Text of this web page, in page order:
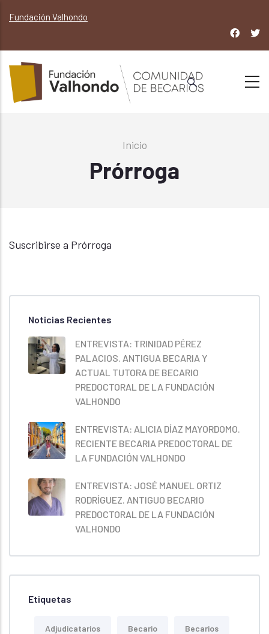
contenido
principal
Fundación Valhondo
Sobrescribir
enlaces
de
Inicio
Prórroga
Suscribirse a Prórroga
Noticias Recientes
ENTREVISTA: TRINIDAD PÉREZ
PALACIOS. ANTIGUA BECARIA Y
ACTUAL TUTORA DE BECARIO
PREDOCTORAL DE LA FUNDACIÓN
VALHONDO
ENTREVISTA: ALICIA DÍAZ MAYORDOMO.
RECIENTE BECARIA PREDOCTORAL DE
LA FUNDACIÓN VALHONDO
ENTREVISTA: JOSÉ MANUEL ORTIZ
RODRÍGUEZ. ANTIGUO BECARIO
PREDOCTORAL DE LA FUNDACIÓN
VALHONDO
Etiquetas
Adjudicatarios Becario Becarios